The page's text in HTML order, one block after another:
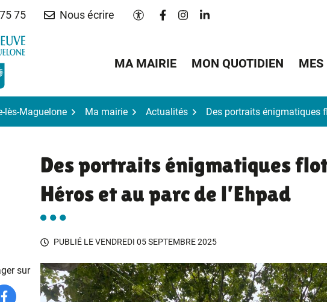
75 Nous écrire Paramètres d'accessibilité
Lien vers le compte Facebook
Lien vers le compte Instagram
Lien vers le compte
MA MAIRIE MON QUOTIDIEN MES
lès-Maguelone Ma mairie Actualités Des portraits énigmatiques
Des portraits énigmatiques
Héros et au parc de l’Ehpad
PUBLIÉ LEVENDREDI 05 SEPTEMBRE 2025
sur